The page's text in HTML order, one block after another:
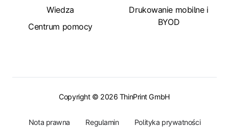
Wiedza
Centrum pomocy
Drukowanie mobilne i
BYOD
Copyright © 2026 ThinPrint GmbH
Nota prawna Regulamin Polityka prywatności